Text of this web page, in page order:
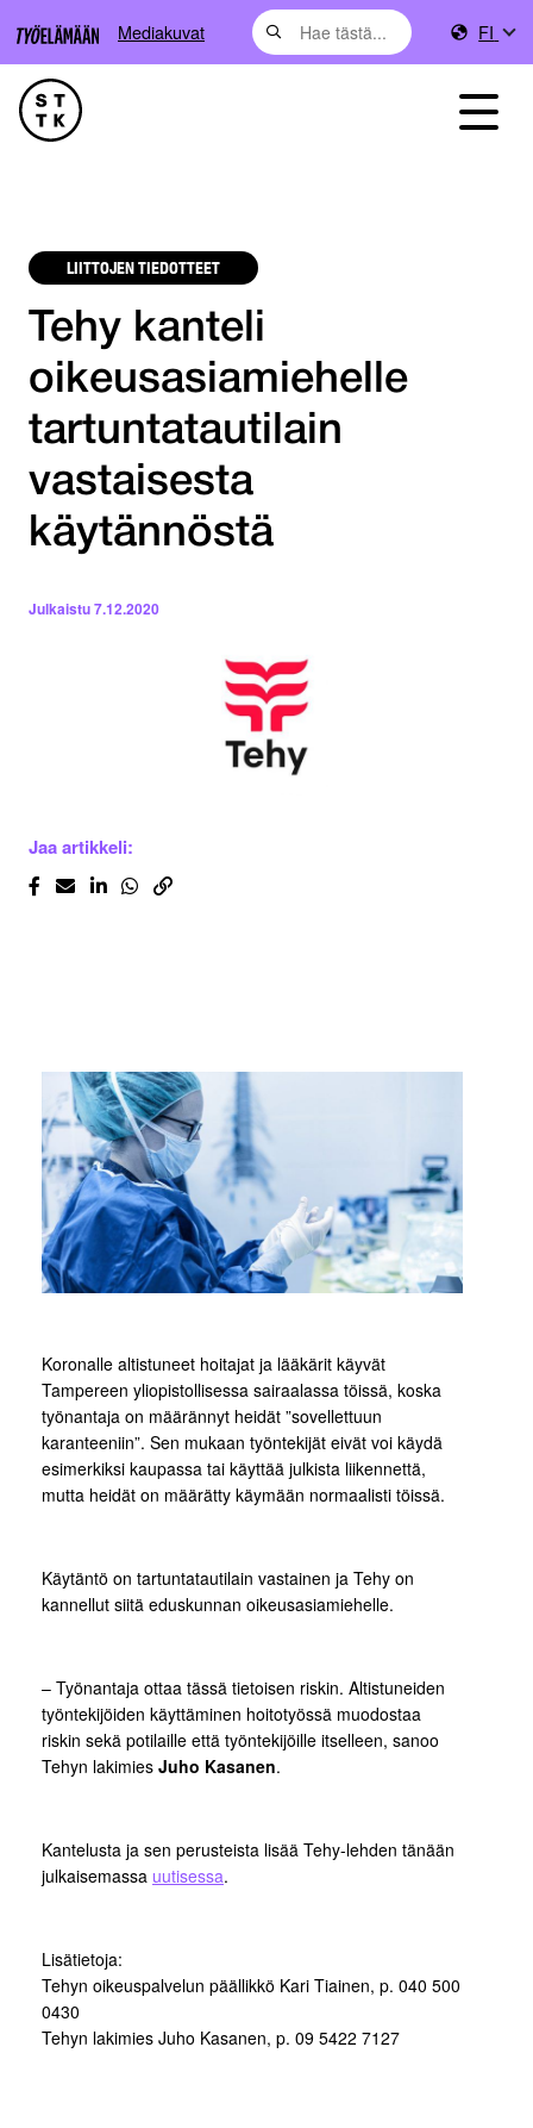
Mediakuvat FI
LIITTOJEN TIEDOTTEET
Tehy kanteli
oikeusasiamiehelle
tartuntatautilain
vastaisesta
käytännöstä
Julkaistu7.12.2020
Jaa artikkeli:
Koronalle altistuneet hoitajat ja lääkärit käyvät
Tampereen yliopistollisessa sairaalassa töissä, koska
työnantaja on määrännyt heidät ”sovellettuun
karanteeniin”. Sen mukaan työntekijät eivät voi käydä
esimerkiksi kaupassa tai käyttää julkista liikennettä,
mutta heidät on määrätty käymään normaalisti töissä.
Käytäntö on tartuntatautilain vastainen ja Tehy on
kannellut siitä eduskunnan oikeusasiamiehelle.
– Työnantaja ottaa tässä tietoisen riskin. Altistuneiden
työntekijöiden käyttäminen hoitotyössä muodostaa
riskin sekä potilaille että työntekijöille itselleen, sanoo
Tehyn lakimies Juho Kasanen.
Kantelusta ja sen perusteista lisää Tehy-lehden tänään
julkaisemassa uutisessa.
Lisätietoja:
Tehyn oikeuspalvelun päällikkö Kari Tiainen, p. 040 500
0430
Tehyn lakimies Juho Kasanen, p. 09 5422 7127